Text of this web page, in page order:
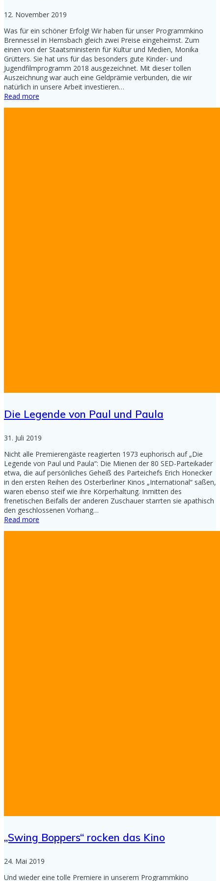
12. November 2019
Was für ein schöner Erfolg! Wir haben für unser Programmkino
Brennessel in Hemsbach gleich zwei Preise eingeheimst. Zum
einen von der Staatsministerin für Kultur und Medien, Monika
Grütters. Sie hat uns für das besonders gute Kinder- und
Jugendfilmprogramm 2018 ausgezeichnet. Mit dieser tollen
Auszeichnung war auch eine Geldprämie verbunden, die wir
natürlich in unsere Arbeit investieren…
Read more
Die Legende von Paul und Paula
31. Juli 2019
Nicht alle Premierengäste reagierten 1973 euphorisch auf „Die
Legende von Paul und Paula“: Die Mienen der 80 SED-Parteikader
etwa, die auf persönliches Geheiß des Parteichefs Erich Honecker
in den ersten Reihen des Osterberliner Kinos „International“ saßen,
waren ebenso steif wie ihre Körperhaltung. Inmitten des
frenetischen Beifalls der anderen Zuschauer starrten sie apathisch
den geschlossenen Vorhang…
Read more
„Swing Boppers“ rocken das Kino
24. Mai 2019
Und wieder eine tolle Premiere in unserem Programmkino